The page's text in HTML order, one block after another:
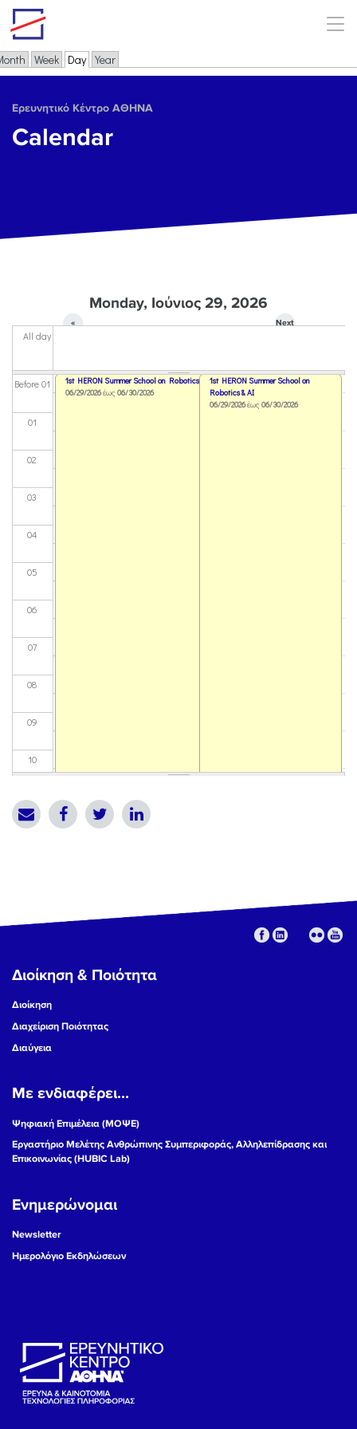
Skip to main content
Primary tabs
Week Day(active tab)
Year
Ερευνητικό Κέντρο ΑΘΗΝΑ
Calendar
Monday, Ιούνιος 29, 2026
«
Next
All day
Before 01
01
02
03
04
05
06
07
08
09
10
16
17
19
22
1st HERON Summer School on Robotics & AI
06/29/2026έως 06/30/2026
1st HERON Summer School on
Robotics & AI
06/29/2026έως 06/30/2026
Διοίκηση & Ποιότητα
Διοίκηση
Διαχείριση Ποιότητας
Διαύγεια
Με ενδιαφέρει...
Ψηφιακή Επιμέλεια (ΜΟΨΕ)
Εργαστήριο Μελέτης Ανθρώπινης Συμπεριφοράς, Αλληλεπίδρασης και
Επικοινωνίας (HUBIC Lab)
Ενημερώνομαι
Newsletter
Ημερολόγιο Εκδηλώσεων